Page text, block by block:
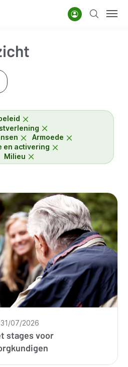
AccountZoeken
Armoede
en activering
Milieu
stages voor
31/07/2026